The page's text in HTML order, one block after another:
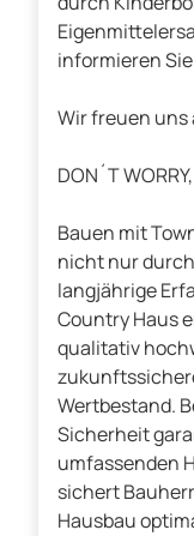
informieren
Wir freuen uns
DON´T
Bauen mit
nicht nur
langjährige
Country Haus
qualitativ
Wertbestand.
Sicherheit
umfassenden
sichert
Hausbau